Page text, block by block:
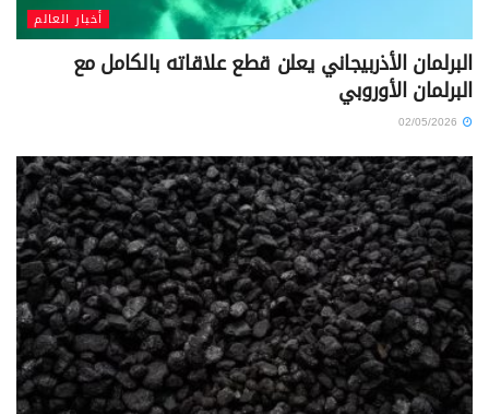
أخبار العالم
البرلمان الأذربيجاني يعلن قطع علاقاته بالكامل مع
البرلمان الأوروبي